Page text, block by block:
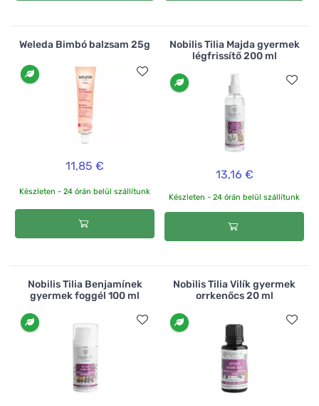
Weleda Bimbó balzsam 25g
11,85 €
Készleten - 24 órán belül szállítunk
Nobilis Tilia Majda gyermek
légfrissítő 200 ml
13,16 €
Készleten - 24 órán belül szállítunk
Nobilis Tilia Benjamínek
gyermek foggél 100 ml
Nobilis Tilia Vilík gyermek
orrkenőcs 20 ml